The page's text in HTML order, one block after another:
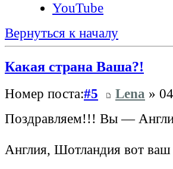
YouTube
Вернуться к началу
Какая страна Ваша?!
Номер поста:#5 Lena »
Поздравляем!!! Вы —
Англия, Шотландия вот